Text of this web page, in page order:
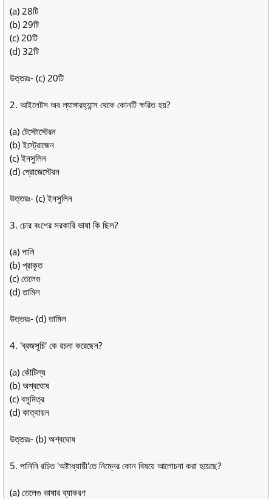
(a) 28টি
(b) 29টি
(c) 20টি
(d) 32টি
উত্তরঃ- (c) 20টি
2. আইলেটস অব ল্যাঙ্গারহ্যান্স থেকে কোনটি ক্ষরিত হয়?
(a) টেস্টোস্টেরন
(b) ইস্ট্রোজেন
(c) ইনসুলিন
(d) প্রোজেস্টেরন
উত্তরঃ- (c) ইনসুলিন
3. চোর বংশের সরকারি ভাষা কি ছিল?
(a) পালি
(b) প্রাকৃত
(c) তেলেগু
(d) তামিল
উত্তরঃ- (d) তামিল
4. 'ব্রজসূচি' কে রচনা করেছেন?
(a) কৌটিল্য
(b) অশ্বঘোষ
(c) বসুমিত্র
(d) কাত্যায়ন
উত্তরঃ- (b) অশ্বঘোষ
5. পানিনি রচিত 'অষ্টাধ্যায়ী'তে নিম্নের কোন বিষয়ে আলোচনা করা হয়েছে?
(a) তেলেগু ভাষার ব্যাকরণ